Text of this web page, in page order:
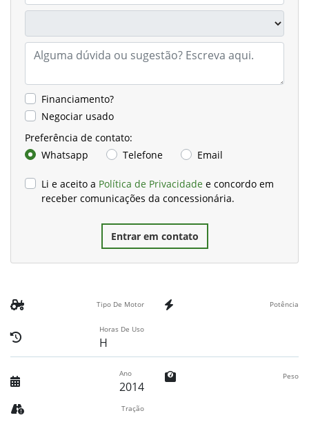
Financiamento?
Negociar usado
Preferência de contato:
Whatsapp
Telefone Email
Li e aceito a Política de Privacidade e concordo em
receber comunicações da concessionária.
Entrar em contato
Tipo De Motor Potência
Horas De Uso
H
Ano
2014
Peso
Tração